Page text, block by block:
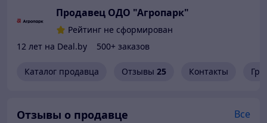
Продавец ОДО "Агропарк"
Рейтинг не сформирован
12 лет на Deal.by
500+ заказов
Каталог продавца Отзывы 25 Контакты
Отзывы о продавце Все